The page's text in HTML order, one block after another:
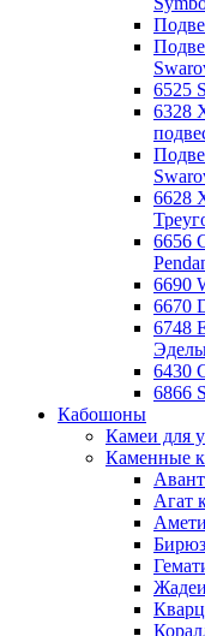
6525
6328
6628
6656
6690
6670
6748
6430
6866
Кабошоны
Камеи для
Каменные
Агат